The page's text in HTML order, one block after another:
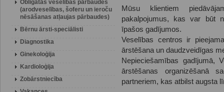
Obligātās veselības pārbaudes
(arodveselības, šoferu un ieroču
nēsāšanas atļaujas pārbaudes)
Bērnu ārsti-speciālisti
Diagnostika
Ginekoloģija
Kardioloģija
Zobārstniecība
Mūsu klientiem
pakalpojumus, kas var būt
īpašos gadījumos.
Veselības centros ir
ārstēšana un daudzveidīgas
Nepieciešamības gadījumā,
ārstēšanas organizēšanā
partneriem, kas atbilst augsta